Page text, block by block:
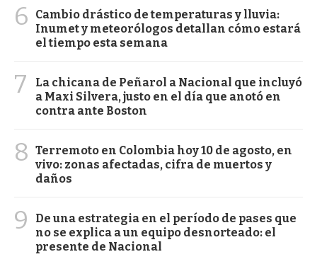
6
Cambio drástico de temperaturas y lluvia:
Inumet y meteorólogos detallan cómo estará
el tiempo esta semana
7
La chicana de Peñarol a Nacional que incluyó
a Maxi Silvera, justo en el día que anotó en
contra ante Boston
8 Terremoto en Colombia hoy 10 de agosto, en
vivo: zonas afectadas, cifra de muertos y
daños
9
De una estrategia en el período de pases que
no se explica a un equipo desnorteado: el
presente de Nacional